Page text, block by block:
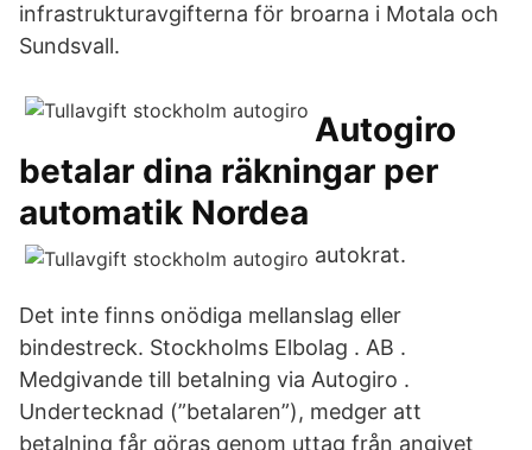
infrastrukturavgifterna för broarna i Motala och
Sundsvall.
Autogiro
betalar dina räkningar per
automatik Nordea
autokrat.
Det inte finns onödiga mellanslag eller
bindestreck. Stockholms Elbolag . AB .
Medgivande till betalning via Autogiro .
Undertecknad (”betalaren”), medger att
betalning får göras genom uttag från angivet